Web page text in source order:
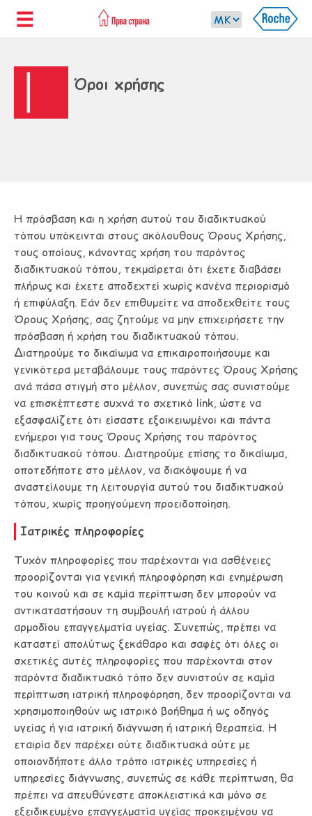
Όροι χρήσης
Η πρόσβαση και η χρήση αυτού του διαδικτυακού
τόπου υπόκεινται στους ακόλουθους Όρους Χρήσης,
τους οποίους, κάνοντας χρήση του παρόντος
διαδικτυακού τόπου, τεκμαίρεται ότι έχετε διαβάσει
πλήρως και έχετε αποδεχτεί χωρίς κανένα περιορισμό
ή επιφύλαξη. Εάν δεν επιθυμείτε να αποδεχθείτε τους
Όρους Χρήσης, σας ζητούμε να μην επιχειρήσετε την
πρόσβαση ή χρήση του διαδικτυακού τόπου.
Διατηρούμε το δικαίωμα να επικαιροποιήσουμε και
γενικότερα μεταβάλουμε τους παρόντες Όρους Χρήσης
ανά πάσα στιγμή στο μέλλον, συνεπώς σας συνιστούμε
να επισκέπτεστε συχνά το σχετικό link, ώστε να
εξασφαλίζετε ότι είσαστε εξοικειωμένοι και πάντα
ενήμεροι για τους Όρους Χρήσης του παρόντος
διαδικτυακού τόπου. Διατηρούμε επίσης το δικαίωμα,
οποτεδήποτε στο μέλλον, να διακόψουμε ή να
αναστείλουμε τη λειτουργία αυτού του διαδικτυακού
τόπου, χωρίς προηγούμενη προειδοποίηση.
Ιατρικές πληροφορίες
Τυχόν πληροφορίες που παρέχονται για ασθένειες
προορίζονται για γενική πληροφόρηση και ενημέρωση
του κοινού και σε καμία περίπτωση δεν μπορούν να
αντικαταστήσουν τη συμβουλή ιατρού ή άλλου
αρμοδίου επαγγελματία υγείας. Συνεπώς, πρέπει να
καταστεί απολύτως ξεκάθαρο και σαφές ότι όλες οι
σχετικές αυτές πληροφορίες που παρέχονται στον
παρόντα διαδικτυακό τόπο δεν συνιστούν σε καμία
περίπτωση ιατρική πληροφόρηση, δεν προορίζονται να
χρησιμοποιηθούν ως ιατρικό βοήθημα ή ως οδηγός
υγείας ή για ιατρική διάγνωση ή ιατρική θεραπεία. Η
εταιρία δεν παρέχει ούτε διαδικτυακά ούτε με
οποιονδήποτε άλλο τρόπο ιατρικές υπηρεσίες ή
υπηρεσίες διάγνωσης, συνεπώς σε κάθε περίπτωση, θα
πρέπει να απευθύνεστε αποκλειστικά και μόνο σε
εξειδικευμένο επαγγελματία υγείας προκειμένου να